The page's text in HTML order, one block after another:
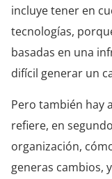
incluye tener en
tecnologías,
basadas en una
difícil generar un
Pero también hay
refiere, en
organización,
generas cambios,